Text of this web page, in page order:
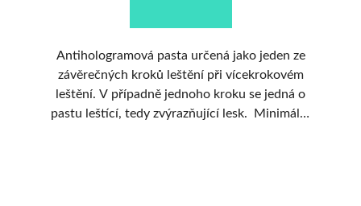
Antihologramová pasta určená jako jeden ze
závěrečných kroků leštění při vícekrokovém
leštění. V případně jednoho kroku se jedná o
pastu leštící, tedy zvýrazňující lesk. Minimální